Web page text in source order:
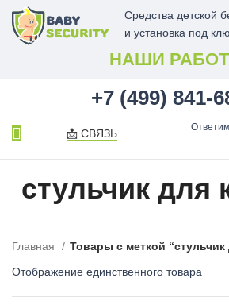
Средства детской
и установка под
НАШИ
+7 (499) 841-
📩 СВЯЗЬ
стульчик для
Главная
Товары с меткой “стульчик
Отображение единственного товара